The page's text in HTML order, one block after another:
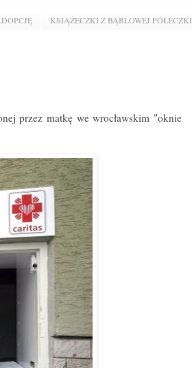
KSIĄŻECZKI Z BĄBLOWEJ PÓŁECZKI
przez matkę we wrocławskim "oknie